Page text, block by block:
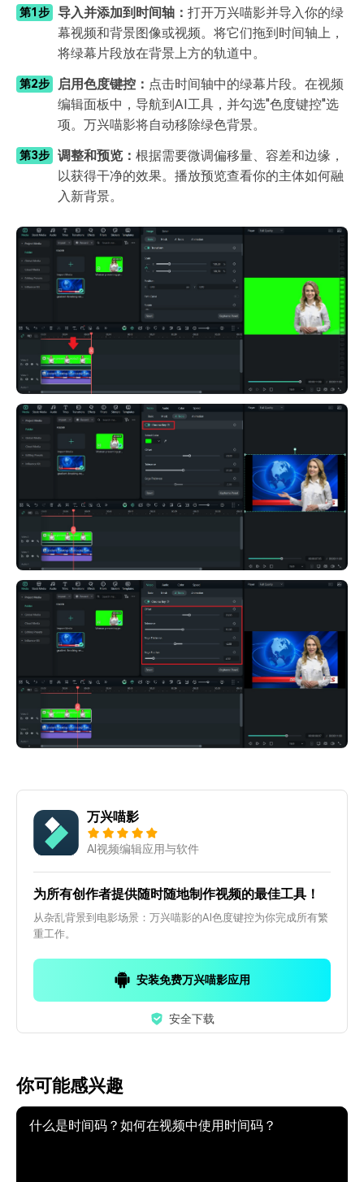
第1步 导入并添加到时间轴：打开万兴喵影并导入你的绿
幕视频和背景图像或视频。将它们拖到时间轴上，
将绿幕片段放在背景上方的轨道中。
第2步 启用色度键控： 点击时间轴中的绿幕片段。在视频
编辑面板中，导航到AI工具，并勾选"色度键控"选
项。万兴喵影将自动移除绿色背景。
第3步 调整和预览：根据需要微调偏移量、容差和边缘，
以获得干净的效果。播放预览查看你的主体如何融
入新背景。
万兴喵影
AI视频编辑应用与软件
为所有创作者提供随时随地制作视频的最佳工具！
从杂乱背景到电影场景：万兴喵影的AI色度键控为你完成所有繁
重工作。
安装免费万兴喵影应用
安全下载
你可能感兴趣
什么是时间码？如何在视频中使用时间码？